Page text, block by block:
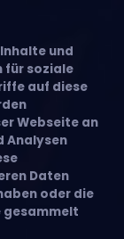
und
für soziale
auf diese
Webseite an
Analysen
Daten
oder die
gesammelt